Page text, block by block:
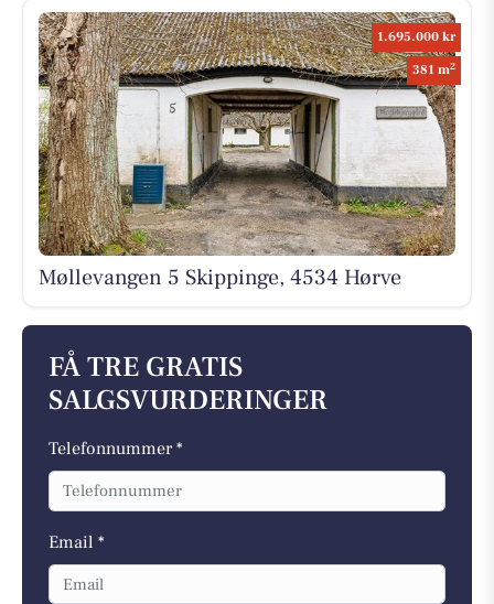
1.695.000 kr
381 m2
Møllevangen 5 Skippinge, 4534 Hørve
FÅ TRE GRATIS
SALGSVURDERINGER
Telefonnummer *
Email *